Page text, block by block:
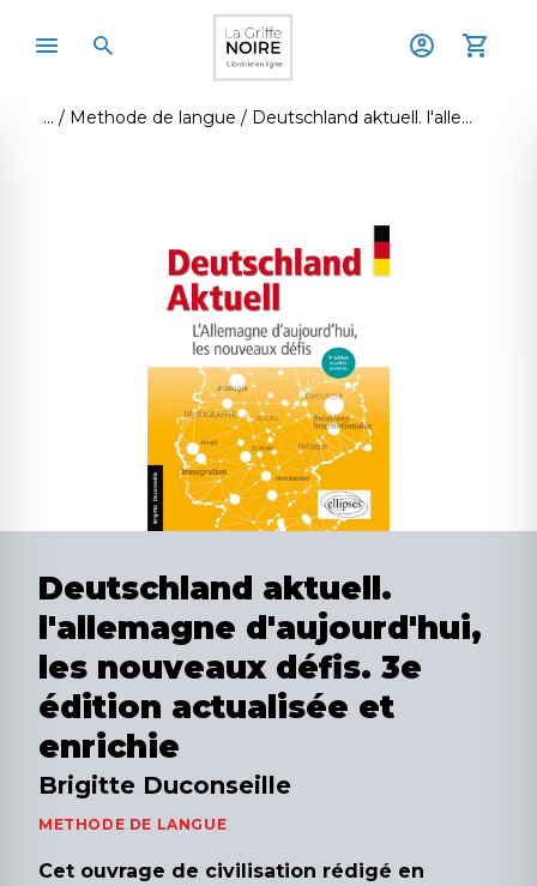
Methode de langue Deutschland aktuell. l'allemagne d'aujourd'hui, les nouveaux défis. 3e édition actualisée et enrichie
Deutschland aktuell.
l'allemagne d'aujourd'hui,
les nouveaux défis. 3e
édition actualisée et
enrichie
Brigitte Duconseille
METHODE DE LANGUE
Cet ouvrage de civilisation rédigé en